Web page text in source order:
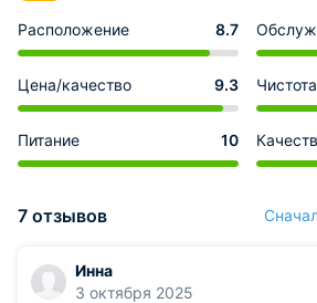
Расположение 8.7
Цена/качество 9.3 Чистота
Питание 10
7 отзывов
Инна
3 октября 2025